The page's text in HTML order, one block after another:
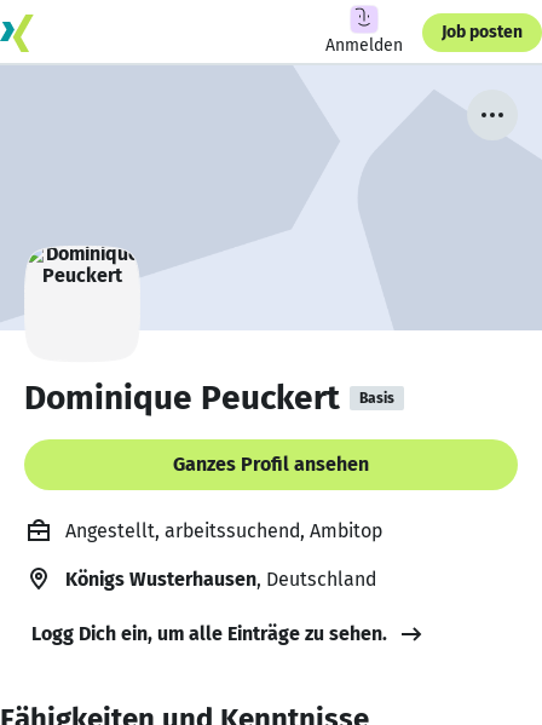
Anmelden
Job posten
Dominique Peuckert Basis
Ganzes Profil ansehen
Angestellt, arbeitssuchend, Ambitop
Königs Wusterhausen, Deutschland
Logg Dich ein, um alle Einträge zu sehen.